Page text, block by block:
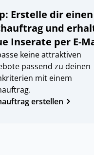
Erstelle dir einen
und
Inserate per E-
keine attraktiven
passend zu deinen
mit einem
erstellen